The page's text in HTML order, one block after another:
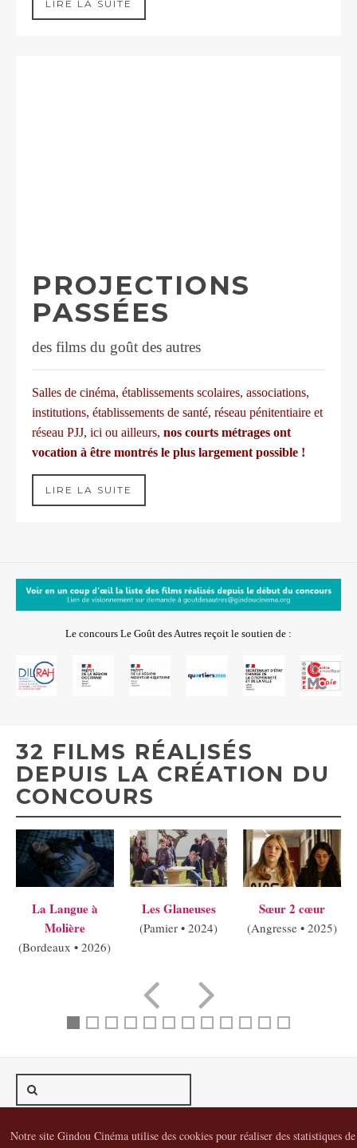
LIRE LA SUITE
PROJECTIONS
PASSÉES
des films du goût des autres
Salles de cinéma, établissements scolaires, associations,
institutions, établissements de santé, réseau pénitentiaire et
réseau PJJ, ici ou ailleurs, nos courts métrages ont
vocation à être montrés le plus largement possible !
LIRE LA SUITE
Le concours Le Goût des Autres reçoit le soutien de :
32 FILMS RÉALISÉS
DEPUIS LA CRÉATION DU
CONCOURS
La Langue à
Molière
(Bordeaux • 2026)
Les Glaneuses
(Pamier • 2024)
Sœur 2 cœur
(Angresse • 2025)
Gindou Cinéma Contacts Lettre d'infos Réseaux sociaux
Notre site Gindou Cinéma utilise des cookies pour réaliser des statistiques de